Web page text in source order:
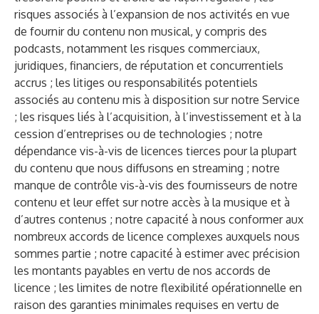
risques associés à l’expansion de nos activités en vue
de fournir du contenu non musical, y compris des
podcasts, notamment les risques commerciaux,
juridiques, financiers, de réputation et concurrentiels
accrus ; les litiges ou responsabilités potentiels
associés au contenu mis à disposition sur notre Service
; les risques liés à l’acquisition, à l’investissement et à la
cession d’entreprises ou de technologies ; notre
dépendance vis-à-vis de licences tierces pour la plupart
du contenu que nous diffusons en streaming ; notre
manque de contrôle vis-à-vis des fournisseurs de notre
contenu et leur effet sur notre accès à la musique et à
d’autres contenus ; notre capacité à nous conformer aux
nombreux accords de licence complexes auxquels nous
sommes partie ; notre capacité à estimer avec précision
les montants payables en vertu de nos accords de
licence ; les limites de notre flexibilité opérationnelle en
raison des garanties minimales requises en vertu de